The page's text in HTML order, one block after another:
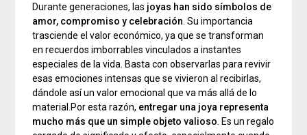
Durante generaciones, las joyas han sido símbolos de
amor, compromiso y celebración . Su importancia
trasciende el valor económico, ya que se transforman
en recuerdos imborrables vinculados a instantes
especiales de la vida. Basta con observarlas para revivir
esas emociones intensas que se vivieron al recibirlas,
dándole así un valor emocional que va más allá de lo
material.Por esta razón, entregar una joya representa
mucho más que un simple objeto valioso . Es un regalo